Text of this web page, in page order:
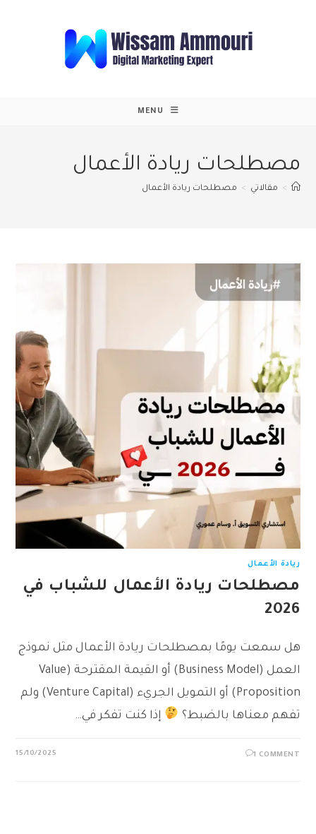
MENU
مصطلحات ريادة الأعمال
> مقالاتي > مصطلحات ريادة الأعمال
ريادة الأعمال
مصطلحات ريادة الأعمال للشباب في
2026
هل سمعت يومًا بمصطلحات ريادة الأعمال مثل نموذج
العمل (Business Model) أو القيمة المقترحة (Value
Proposition) أو التمويل الجريء (Venture Capital) ولم
تفهم معناها بالضبط؟
إذا كنت تفكر في…
1 COMMENT
15/10/2025